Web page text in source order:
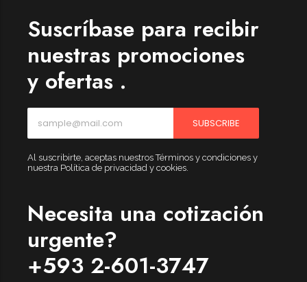
Suscríbase para recibir
nuestras promociones
y ofertas .
SUBSCRIBE
Al suscribirte, aceptas nuestros Términos y condiciones y
nuestra Política de privacidad y cookies.
Necesita una cotización
urgente?
+593 2-601-3747